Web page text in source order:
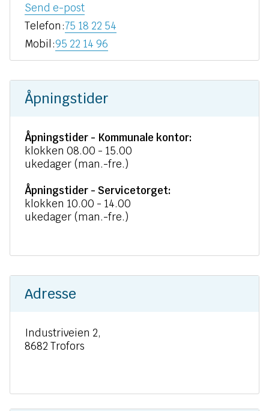
Send e-posttil
Torgar
Eggen
Telefon75 18 22 54
Mobil95 22 14 96
Åpningstider
Åpningstider - Kommunale kontor:
klokken 08.00 - 15.00
ukedager (man.-fre.)
Åpningstider - Servicetorget:
klokken 10.00 - 14.00
ukedager (man.-fre.)
Adresse
Industriveien 2,
8682 Trofors